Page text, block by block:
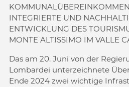
INTEGRIERTE UND
ENTWICKLUNG DES
MONTE ALTISSIMO IM VALLE
Das am 20. Juni von der
Lombardei unterzeichnete
Ende 2024 zwei wichtige